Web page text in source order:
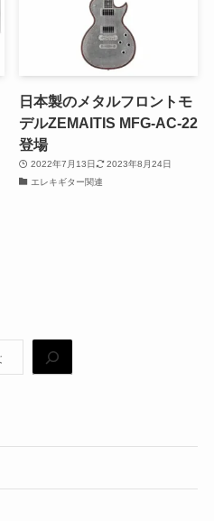
日本製のメタルフロントモ
デルZEMAITIS MFG-AC-22
登場
2022年7月13日
2023年8月24日
エレキギター関連